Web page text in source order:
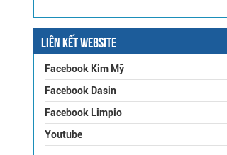
LIÊN KẾT WEBSITE
Facebook Kim Mỹ
Facebook Dasin
Facebook Limpio
Youtube